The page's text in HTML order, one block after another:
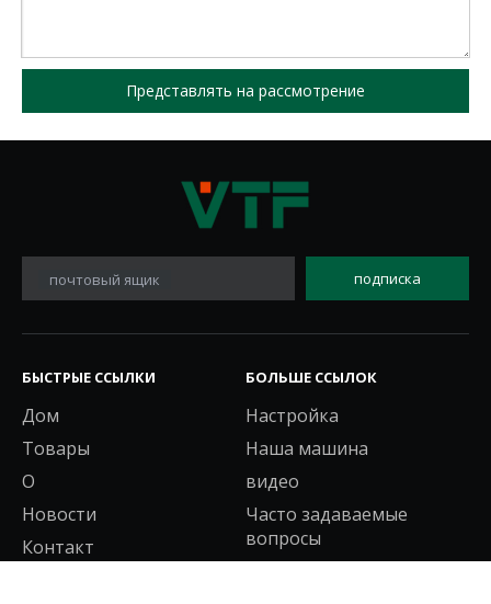
Представлять на рассмотрение
почтовый ящик подписка
БЫСТРЫЕ ССЫЛКИ
Дом
Товары
О
Новости
Контакт
БОЛЬШЕ ССЫЛОК
Настройка
Наша машина
видео
Часто задаваемые
вопросы